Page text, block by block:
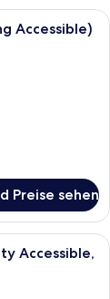
aus
Accessible)
Preise sehen
aus
Accessible,